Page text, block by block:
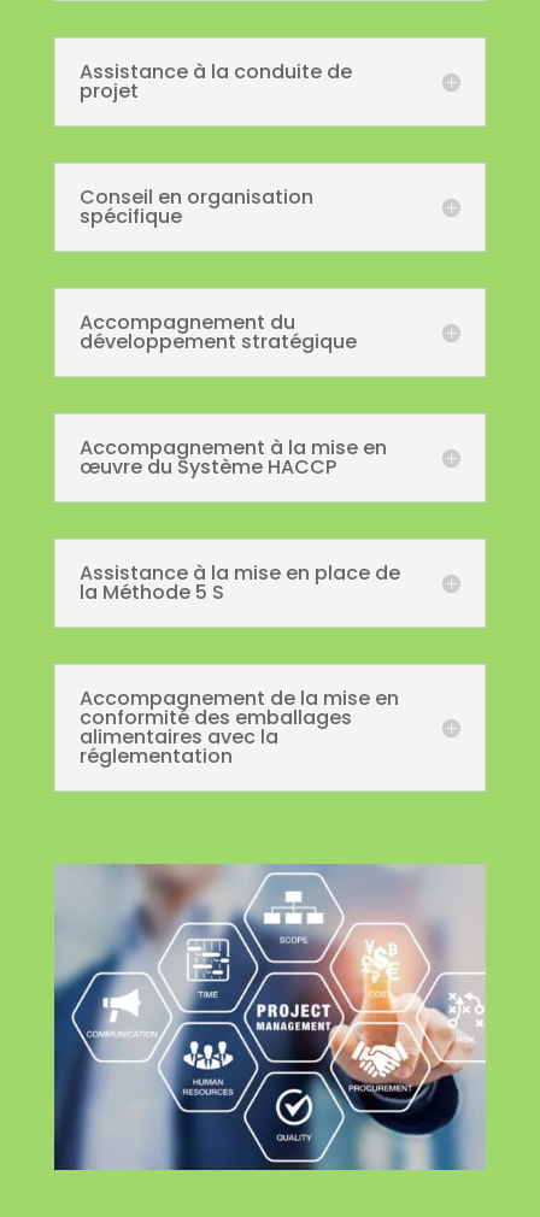
Assistance à la conduite de
projet
Conseil en organisation
spécifique
Accompagnement du
développement stratégique
Accompagnement à la mise en
œuvre du Système HACCP
Assistance à la mise en place de
la Méthode 5 S
Accompagnement de la mise en
conformité des emballages
alimentaires avec la
réglementation